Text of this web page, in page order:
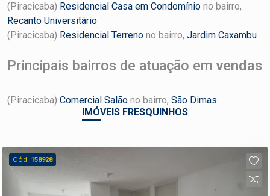
(Piracicaba) Residencial Casa em Condomínio no bairro,
Recanto Universitário
(Piracicaba) Residencial Terreno no bairro, Jardim Caxambu
Principais bairros de atuação em vendas
(Piracicaba) Comercial Salão no bairro, São Dimas
IMÓVEIS FRESQUINHOS
Cód. 158928